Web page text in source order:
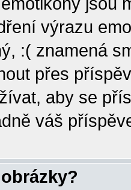
výrazu
:( znamená
přes
aby se
váš